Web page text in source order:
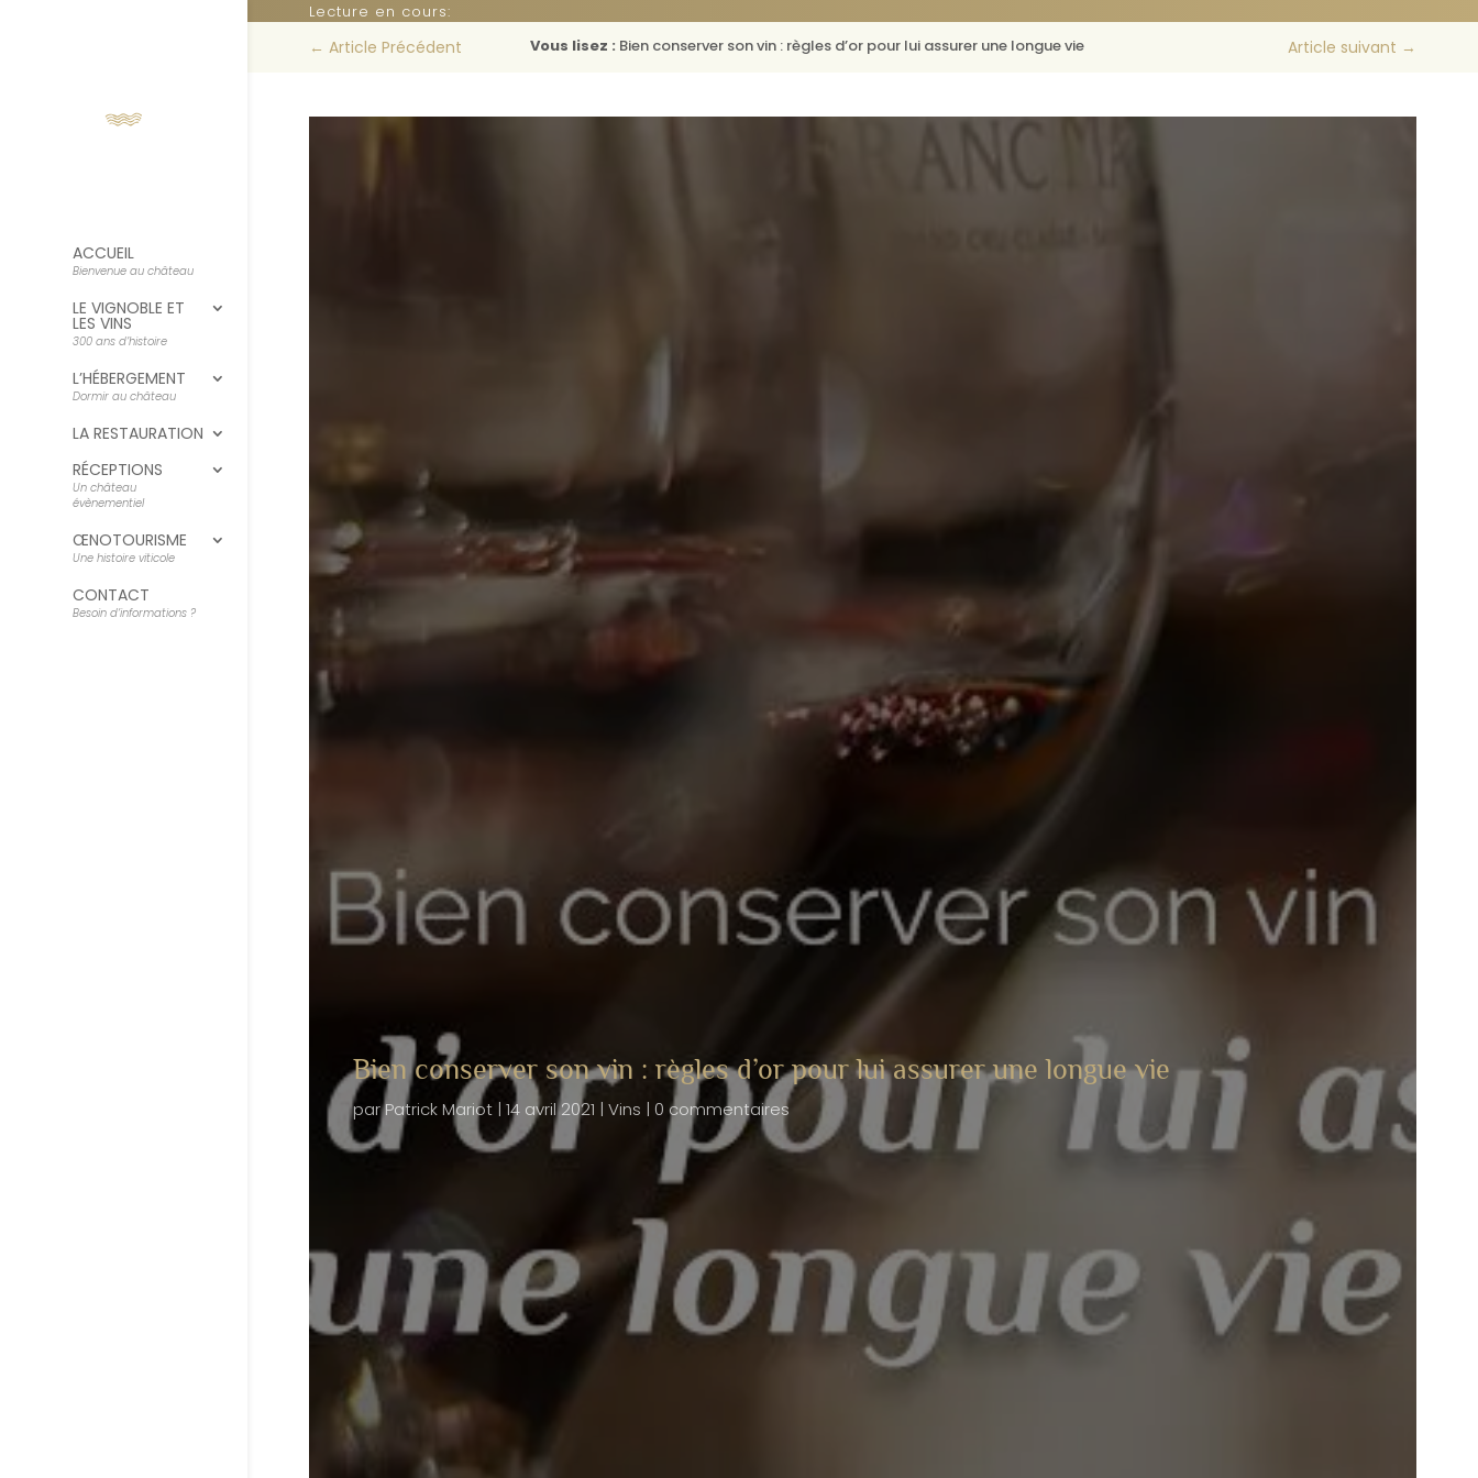
ACCUEIL
Bienvenue au château
LE VIGNOBLE ET
LES VINS
300 ans d’histoire
L’HÉBERGEMENT
Dormir au château
LA RESTAURATION
RÉCEPTIONS
Un château
évènementiel
ŒNOTOURISME
Une histoire viticole
CONTACT
Besoin d’informations ?
Lecture en cours:
← Article Précédent Vous lisez : Bien conserver son vin : règles d’or pour lui assurer une longue vie Article suivant →
Bien conserver son vin : règles d’or pour lui assurer une longue vie
parPatrick Mariot| 14 avril 2021 | Vins | 0 commentaires